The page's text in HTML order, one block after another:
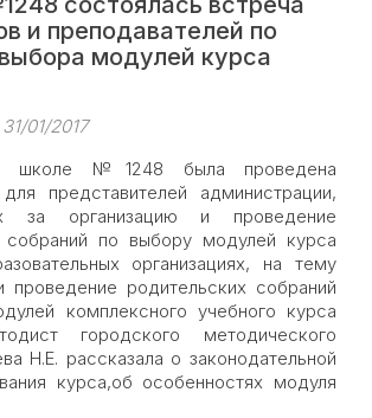
и преподавателей по
модулей курса
31/01/2017
школе №1248 была проведена
для представителей администрации,
за организацию и проведение
собраний по выбору модулей курса
организациях, на тему
проведение родительских собраний
комплексного учебного курса
городского методического
Н.Е. рассказала о законодательной
курса,об особенностях модуля